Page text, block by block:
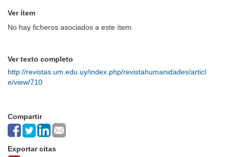
Ver ítem
No hay ficheros asociados a este ítem.
Ver texto completo
http://revistas.um.edu.uy/index.php/revistahumanidades/articl
e/view/710
Compartir
Exportar citas